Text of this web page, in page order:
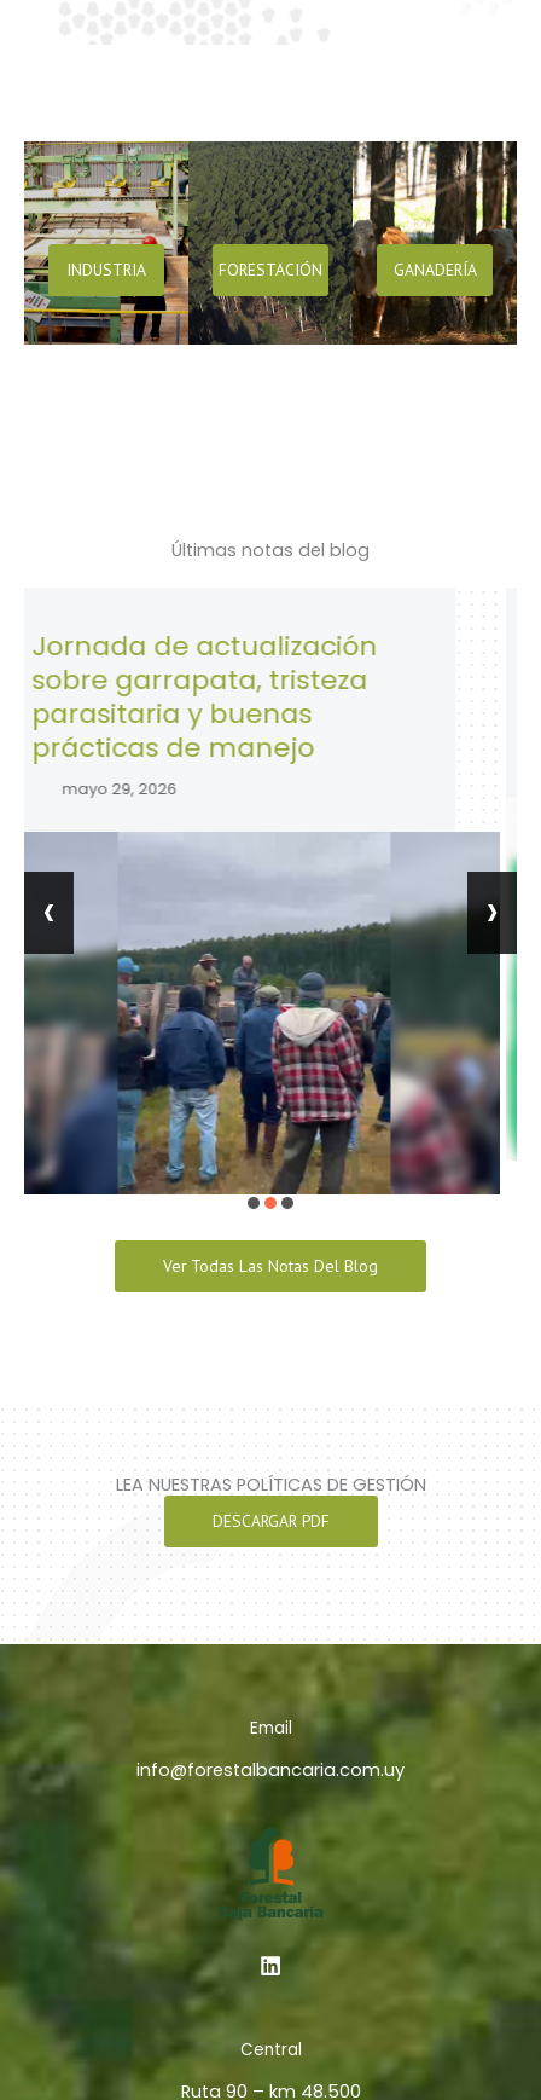
INDUSTRIA FORESTACIÓN GANADERÍA
Últimas notas del blog
de actualización
garrapata, tristeza
y buenas
de manejo
29, 2026
28 de
la
trabajo.
abril 28,
‹ ›
Ver Todas Las Notas Del Blog
LEA NUESTRAS POLÍTICAS DE GESTIÓN
DESCARGAR PDF
Email
info@forestalbancaria.com.uy
Central
Ruta 90 – km 48.500